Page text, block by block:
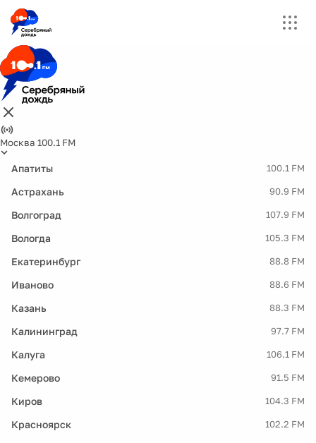
Москва 100.1 FM
Апатиты 100.1 FM
Астрахань 90.9 FM
Волгоград 107.9 FM
Вологда 105.3 FM
Екатеринбург 88.8 FM
Иваново 88.6 FM
Казань 88.3 FM
Калининград 97.7 FM
Калуга 106.1 FM
Кемерово 91.5 FM
Киров 104.3 FM
Красноярск 102.2 FM